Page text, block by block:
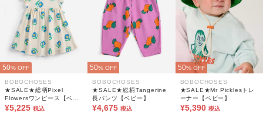
50% OFF
BOBOCHOSES
★SALE★総柄Pixel
Flowersワンピース【ベビ
ー】
¥5,225 税込
50% OFF
BOBOCHOSES
★SALE★総柄Tangerine
長パンツ【ベビー】
¥4,675 税込
50% OFF
BOBOCHOSES
★SALE★Mr Picklesトレ
ーナー【ベビー】
¥5,390 税込